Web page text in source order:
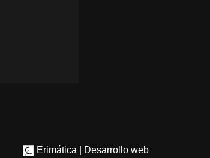
Erimática | Desarrollo web